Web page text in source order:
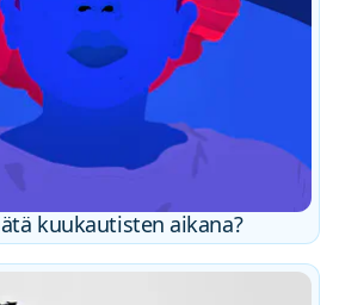
kuukautisten aikana?